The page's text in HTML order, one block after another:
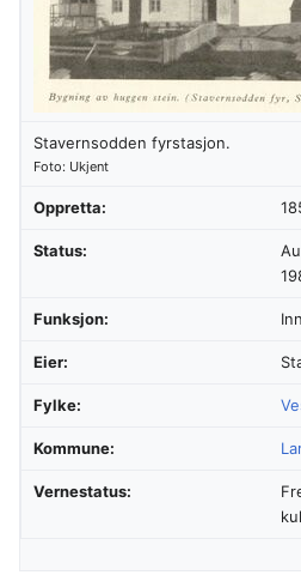
Stavernsodden fyrstasjon.
Foto: Ukjent
Oppretta:
Status:
Funksjon:
Eier:
Fylke:
Kommune:
Vernestatus: